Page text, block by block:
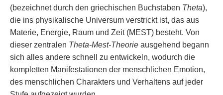
(bezeichnet durch den griechischen Buchstaben Theta),
die ins physikalische Universum verstrickt ist, das aus
Materie, Energie, Raum und Zeit (MEST) besteht. Von
dieser zentralen Theta-Mest-Theorie ausgehend begann
sich alles andere schnell zu entwickeln, wodurch die
kompletten Manifestationen der menschlichen Emotion,
des menschlichen Charakters und Verhaltens auf jeder